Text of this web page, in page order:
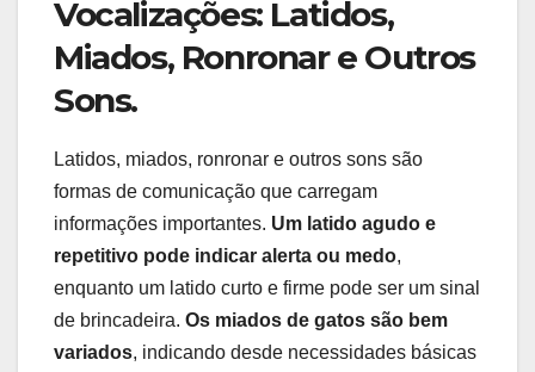
Vocalizações: Latidos,
Miados, Ronronar e Outros
Sons.
Latidos, miados, ronronar e outros sons são
formas de comunicação que carregam
informações importantes. Um latido agudo e
repetitivo pode indicar alerta ou medo,
enquanto um latido curto e firme pode ser um sinal
de brincadeira. Os miados de gatos são bem
variados, indicando desde necessidades básicas